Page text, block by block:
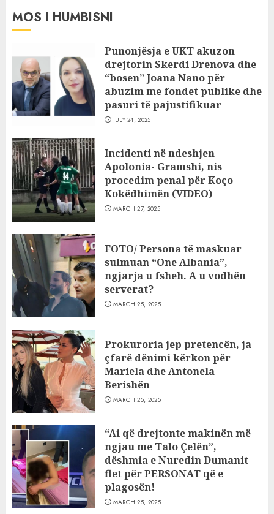
MOS I HUMBISNI
Punonjësja e UKT akuzon
drejtorin Skerdi Drenova dhe
“bosen” Joana Nano për
abuzim me fondet publike dhe
pasuri të pajustifikuar
JULY 24, 2025
Incidenti në ndeshjen
Apolonia- Gramshi, nis
procedim penal për Koço
Kokëdhimën (VIDEO)
MARCH 27, 2025
FOTO/ Persona të maskuar
sulmuan “One Albania”,
ngjarja u fsheh. A u vodhën
serverat?
MARCH 25, 2025
Prokuroria jep pretencën, ja
çfarë dënimi kërkon për
Mariela dhe Antonela
Berishën
MARCH 25, 2025
“Ai që drejtonte makinën më
ngjau me Talo Çelën”,
dëshmia e Nuredin Dumanit
flet për PERSONAT që e
plagosën!
MARCH 25, 2025